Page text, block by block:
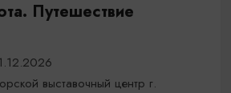
Путешествие
выставочный центр г.